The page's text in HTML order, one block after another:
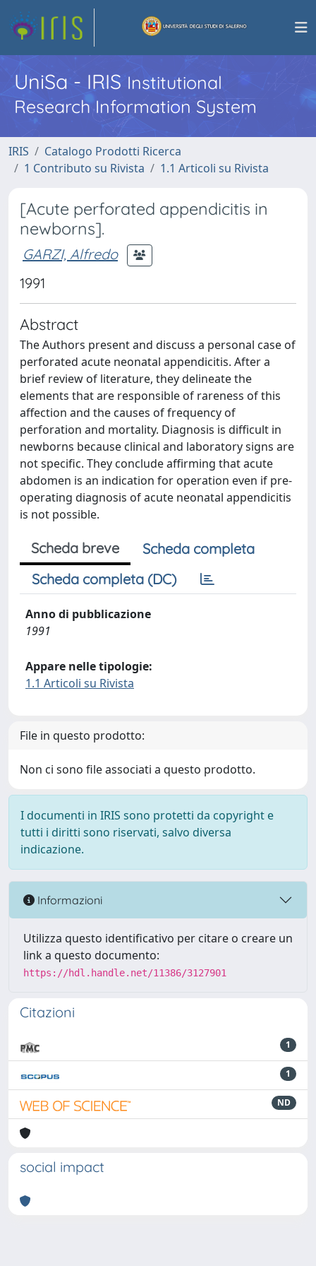
UniSa - IRISInstitutional
Research Information System
IRIS
Catalogo Prodotti Ricerca
1 Contributo su Rivista
1.1 Articoli su Rivista
[Acute perforated appendicitis in
newborns].
GARZI, Alfredo
1991
Abstract
The Authors present and discuss a personal case of
perforated acute neonatal appendicitis. After a
brief review of literature, they delineate the
elements that are responsible of rareness of this
affection and the causes of frequency of
perforation and mortality. Diagnosis is difficult in
newborns because clinical and laboratory signs are
not specific. They conclude affirming that acute
abdomen is an indication for operation even if pre-
operating diagnosis of acute neonatal appendicitis
is not possible.
Scheda breve
Scheda completa
Scheda completa (DC)
Anno di pubblicazione
1991
Appare nelle tipologie:
1.1 Articoli su Rivista
File in questo prodotto:
Non ci sono file associati a questo prodotto.
I documenti in IRIS sono protetti da copyright e
tutti i diritti sono riservati, salvo diversa
indicazione.
Informazioni
Utilizza questo identificativo per citare o creare un
link a questo documento:
https://hdl.handle.net/11386/3127901
Citazioni
1
1
ND
social impact